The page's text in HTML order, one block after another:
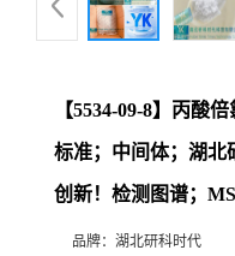
【5534-09-8】丙酸
标准；中间体；湖北
创新！检测图谱；
品牌： 湖北研科时代